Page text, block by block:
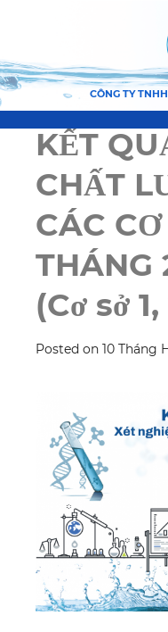
CÔNG TY
KẾT
CHẤT
CÁC
THÁNG
(Cơ sở 1,
Posted on 10 Tháng